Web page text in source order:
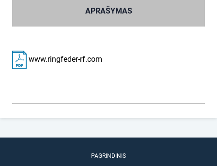
APRAŠYMAS
www.ringfeder-rf.com
PAGRINDINIS